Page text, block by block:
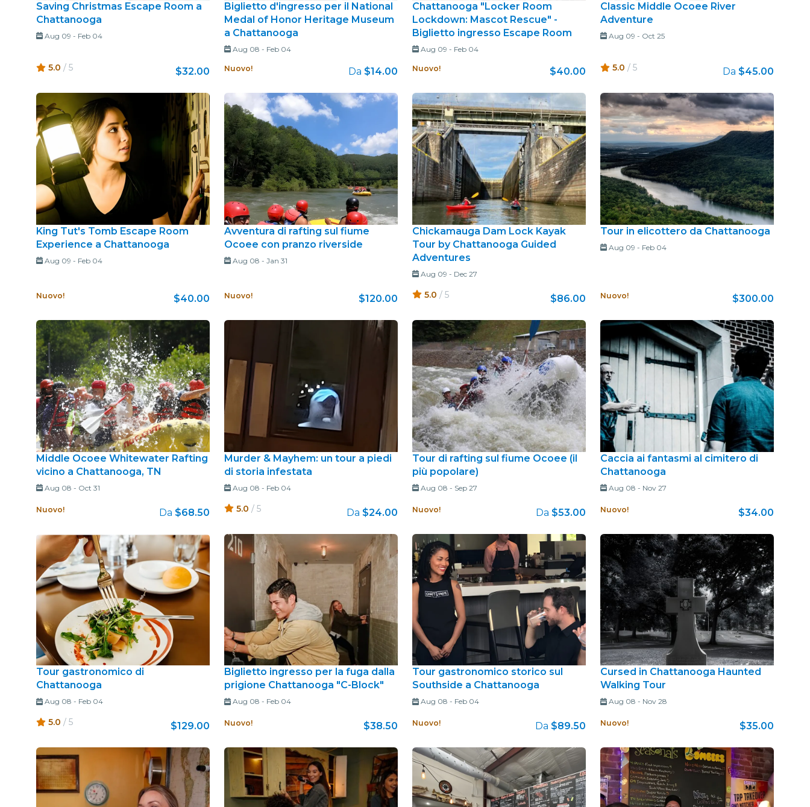
Saving Christmas Escape Room a
Chattanooga
Aug 09 - Feb 04
5.0 / 5 $32.00
Biglietto d'ingresso per il National
Medal of Honor Heritage Museum
a Chattanooga
Aug 08 - Feb 04
Nuovo! Da $14.00
Chattanooga "Locker Room
Lockdown: Mascot Rescue" -
Biglietto ingresso Escape Room
Aug 09 - Feb 04
Nuovo! $40.00
Classic Middle Ocoee River
Adventure
Aug 09 - Oct 25
5.0 / 5 Da $45.00
King Tut's Tomb Escape Room
Experience a Chattanooga
Aug 09 - Feb 04
Nuovo! $40.00
Avventura di rafting sul fiume
Ocoee con pranzo riverside
Aug 08 - Jan 31
Nuovo! $120.00
Chickamauga Dam Lock Kayak
Tour by Chattanooga Guided
Adventures
Aug 09 - Dec 27
5.0 / 5 $86.00
Tour in elicottero da Chattanooga
Aug 09 - Feb 04
Nuovo! $300.00
Middle Ocoee Whitewater Rafting
vicino a Chattanooga, TN
Aug 08 - Oct 31
Nuovo! Da $68.50
Murder & Mayhem: un tour a piedi
di storia infestata
Aug 08 - Feb 04
5.0 / 5 Da $24.00
Tour di rafting sul fiume Ocoee (il
più popolare)
Aug 08 - Sep 27
Nuovo! Da $53.00
Caccia ai fantasmi al cimitero di
Chattanooga
Aug 08 - Nov 27
Nuovo! $34.00
Tour gastronomico di
Chattanooga
Aug 08 - Feb 04
5.0 / 5 $129.00
Biglietto ingresso per la fuga dalla
prigione Chattanooga "C-Block"
Aug 08 - Feb 04
Nuovo! $38.50
Tour gastronomico storico sul
Southside a Chattanooga
Aug 08 - Feb 04
Nuovo! Da $89.50
Cursed in Chattanooga Haunted
Walking Tour
Aug 08 - Nov 28
Nuovo! $35.00